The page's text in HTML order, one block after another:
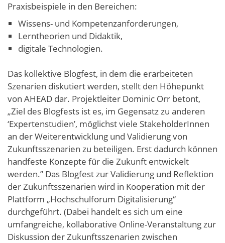
Praxisbeispiele in den Bereichen:
Wissens- und Kompetenzanforderungen,
Lerntheorien und Didaktik,
digitale Technologien.
Das kollektive Blogfest, in dem die erarbeiteten
Szenarien diskutiert werden, stellt den Höhepunkt
von AHEAD dar. Projektleiter Dominic Orr betont,
„Ziel des Blogfests ist es, im Gegensatz zu anderen
‘Expertenstudien’, möglichst viele StakeholderInnen
an der Weiterentwicklung und Validierung von
Zukunftsszenarien zu beteiligen. Erst dadurch können
handfeste Konzepte für die Zukunft entwickelt
werden.” Das Blogfest zur Validierung und Reflektion
der Zukunftsszenarien wird in Kooperation mit der
Plattform „Hochschulforum Digitalisierung“
durchgeführt. (Dabei handelt es sich um eine
umfangreiche, kollaborative Online-Veranstaltung zur
Diskussion der Zukunftsszenarien zwischen